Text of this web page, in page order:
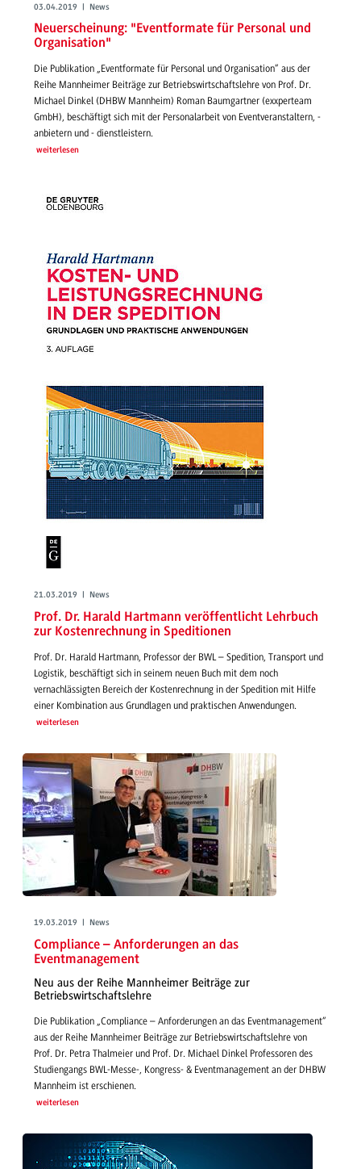
03.04.2019 | News
Neuerscheinung: "Eventformate für Personal und
Organisation"
Die Publikation „Eventformate für Personal und Organisation“ aus der
Reihe Mannheimer Beiträge zur Betriebswirtschaftslehre von Prof. Dr.
Michael Dinkel (DHBW Mannheim) Roman Baumgartner (exxperteam
GmbH), beschäftigt sich mit der Personalarbeit von Eventveranstaltern, -
anbietern und - dienstleistern.
weiterlesen
21.03.2019 | News
Prof. Dr. Harald Hartmann veröffentlicht Lehrbuch
zur Kostenrechnung in Speditionen
Prof. Dr. Harald Hartmann, Professor der BWL – Spedition, Transport und
Logistik, beschäftigt sich in seinem neuen Buch mit dem noch
vernachlässigten Bereich der Kostenrechnung in der Spedition mit Hilfe
einer Kombination aus Grundlagen und praktischen Anwendungen.
weiterlesen
19.03.2019 | News
Compliance – Anforderungen an das
Eventmanagement
Neu aus der Reihe Mannheimer Beiträge zur
Betriebswirtschaftslehre
Die Publikation „Compliance – Anforderungen an das Eventmanagement“
aus der Reihe Mannheimer Beiträge zur Betriebswirtschaftslehre von
Prof. Dr. Petra Thalmeier und Prof. Dr. Michael Dinkel Professoren des
Studiengangs BWL-Messe-, Kongress- & Eventmanagement an der DHBW
Mannheim ist erschienen.
weiterlesen